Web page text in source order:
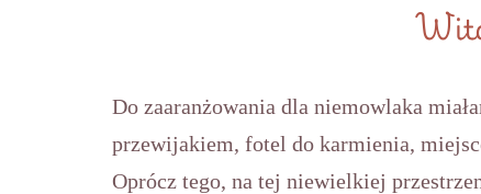
Do zaaranżowania dla niemowlaka
przewijakiem, fotel do karmienia,
Oprócz tego, na tej niewielkiej